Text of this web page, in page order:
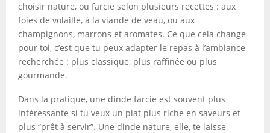
choisir nature, ou farcie selon plusieurs recettes : aux
foies de volaille, à la viande de veau, ou aux
champignons, marrons et aromates. Ce que cela change
pour toi, c’est que tu peux adapter le repas à l’ambiance
recherchée : plus classique, plus raffinée ou plus
gourmande.
Dans la pratique, une dinde farcie est souvent plus
intéressante si tu veux un plat plus riche en saveurs et
plus “prêt à servir”. Une dinde nature, elle, te laisse